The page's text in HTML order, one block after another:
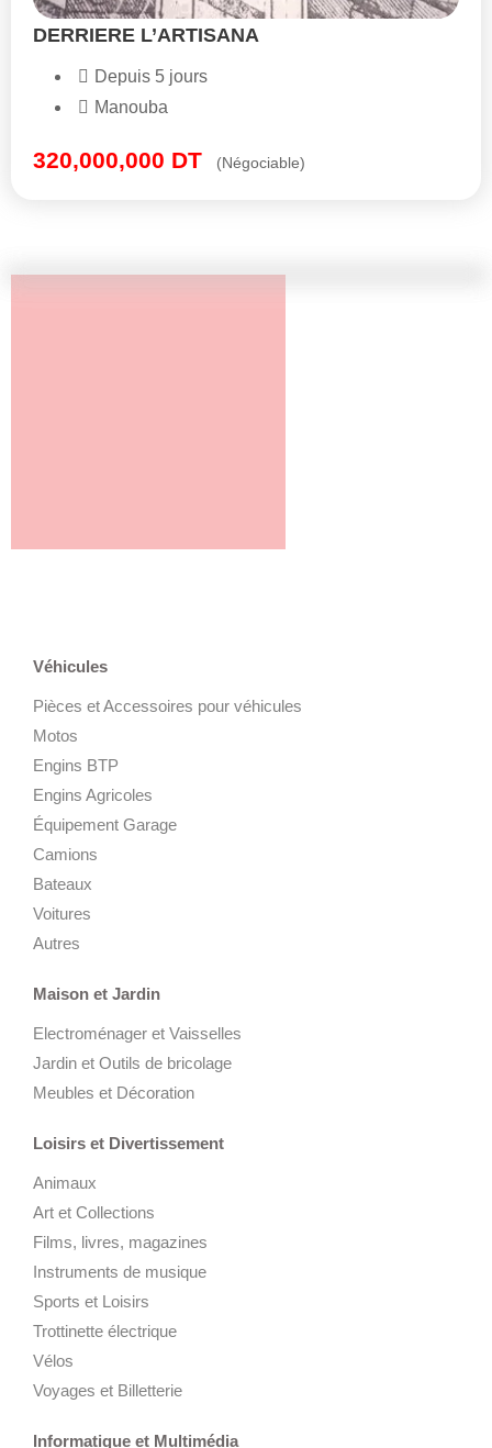
DERRIERE L’ARTISANA
Depuis 5 jours
Manouba
320,000,000 DT (Négociable)
Véhicules
Pièces et Accessoires pour véhicules
Motos
Engins BTP
Engins Agricoles
Équipement Garage
Camions
Bateaux
Voitures
Autres
Maison et Jardin
Electroménager et Vaisselles
Jardin et Outils de bricolage
Meubles et Décoration
Loisirs et Divertissement
Animaux
Art et Collections
Films, livres, magazines
Instruments de musique
Sports et Loisirs
Trottinette électrique
Vélos
Voyages et Billetterie
Informatique et Multimédia